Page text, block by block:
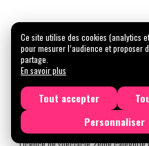
Mentions légales
Tous droits réservés ©
N° SIRET : 489 153 718 00031 -
Licence de spectacle 2ème catégorie
Ce site utilise des cookies (analytics
pour mesurer l’audience et proposer
partage.
En savoir plus
Tout accepter
Personnaliser